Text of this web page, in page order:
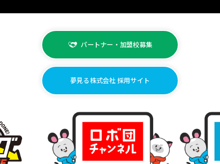
パートナー・加盟校募集
夢見る株式会社 採用サイト